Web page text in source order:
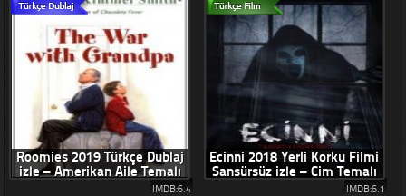
Roomies 2019 Türkçe Dublaj
izle – Amerikan Aile Temalı
IMDB:6.4
Ecinni 2018 Yerli Korku Filmi
Sansürsüz izle – Cim Temalı
IMDB:6.1